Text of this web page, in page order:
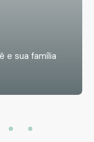
e sua família